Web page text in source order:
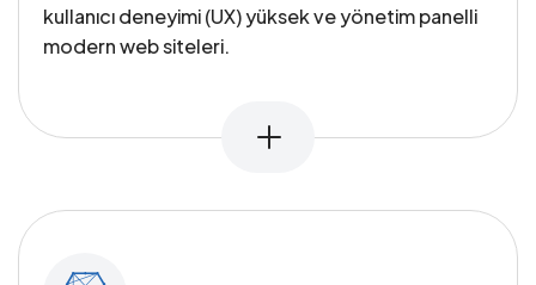
kullanıcı deneyimi (UX) yüksek ve yönetim panelli
modern web siteleri.